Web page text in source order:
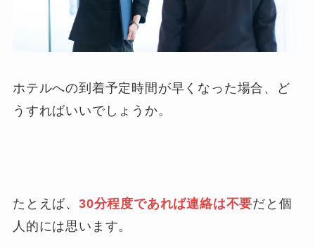
ホテルへの到着予定時間が早くなった場合、ど
うすればいいでしょうか。
たとえば、 30分程度であれば連絡は不要だと個
人的には思います。